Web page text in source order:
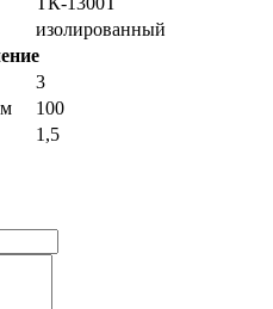
изолированный
3
100
1,5